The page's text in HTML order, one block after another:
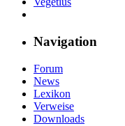
Navigation
Forum
News
Lexikon
Verweise
Downloads